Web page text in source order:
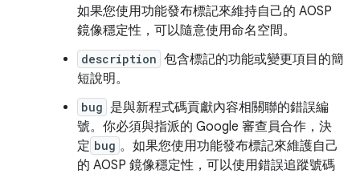
如果您使用功能發布標記來維持自己的 AOSP
鏡像穩定性，可以隨意使用命名空間。
description 包含標記的功能或變更項目的簡
短說明。
bug 是與新程式碼貢獻內容相關聯的錯誤編
號。你必須與指派的 Google 審查員合作，決
定 bug 。如果您使用功能發布標記來維護自己
的 AOSP 鏡像穩定性，可以使用錯誤追蹤號碼